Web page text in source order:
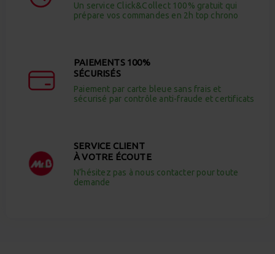
Un service Click&Collect 100% gratuit qui
prépare vos commandes en 2h top chrono
PAIEMENTS 100%
SÉCURISÉS
Paiement par carte bleue sans frais et
sécurisé par contrôle anti-fraude et certificats
SERVICE CLIENT
À VOTRE ÉCOUTE
N’hésitez pas à nous contacter pour toute
demande